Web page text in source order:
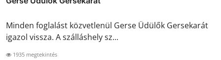
Minden foglalást közvetlenül Gerse Üdülők Gersekarát
igazol vissza. A szálláshely sz...
1935 megtekintés